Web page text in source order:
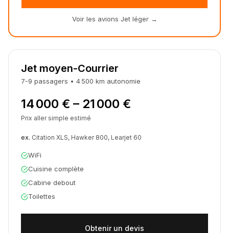
Voir les avions Jet léger→
Jet moyen-Courrier
7-9 passagers • 4 500 km autonomie
14 000 € – 21 000 €
Prix aller simple estimé
ex. Citation XLS, Hawker 800, Learjet 60
WiFi
Cuisine complète
Cabine debout
Toilettes
Obtenir un devis